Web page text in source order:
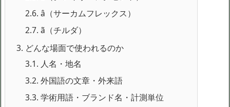
2.6. â（サーカムフレックス）
2.7. ã（チルダ）
3. どんな場面で使われるのか
3.1. 人名・地名
3.2. 外国語の文章・外来語
3.3. 学術用語・ブランド名・計測単位